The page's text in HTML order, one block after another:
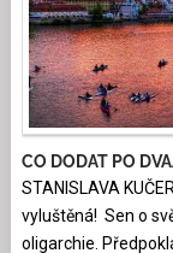
CO DODAT PO
STANISLAVA
vyluštěná! Sen o
oligarchie.